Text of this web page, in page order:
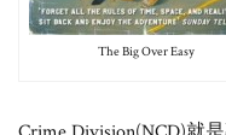
The Big Over Easy